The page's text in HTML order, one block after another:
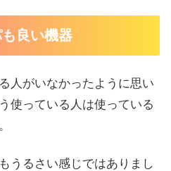
良い機器
人がいなかったように思い
使っている人は使っている
うるさい感じではありまし